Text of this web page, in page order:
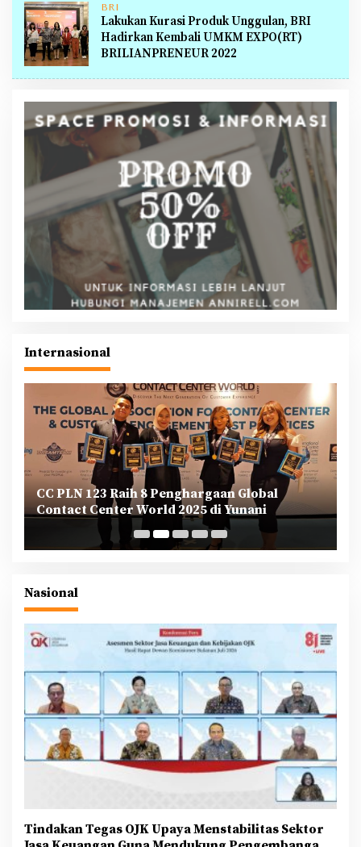
BRI
Lakukan Kurasi Produk Unggulan, BRI
Hadirkan Kembali UMKM EXPO(RT)
BRILIANPRENEUR 2022
Internasional
CC PLN 123 Raih 8 Penghargaan Global
Contact Center World 2025 di Yunani
Nasional
Tindakan Tegas OJK Upaya Menstabilitas Sektor